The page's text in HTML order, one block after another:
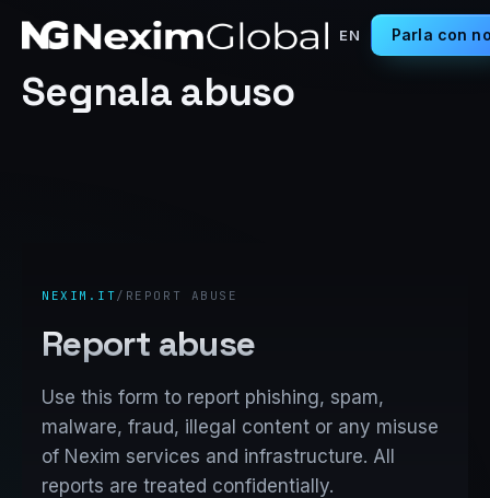
EN Parla con
Segnala abuso
NEXIM.IT / REPORT ABUSE
Report abuse
Use this form to report phishing, spam,
malware, fraud, illegal content or any misuse
of Nexim services and infrastructure. All
reports are treated confidentially.